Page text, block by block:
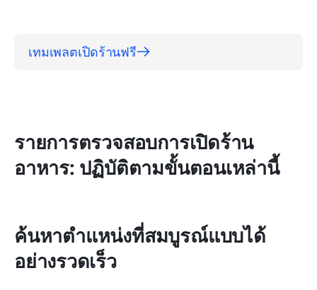
เทมเพลตเปิดร้านฟรี
รายการตรวจสอบการเปิดร้าน
อาหาร: ปฏิบัติตามขั้นตอนเหล่านี้
ค้นหาตำแหน่งที่สมบูรณ์แบบได้
อย่างรวดเร็ว